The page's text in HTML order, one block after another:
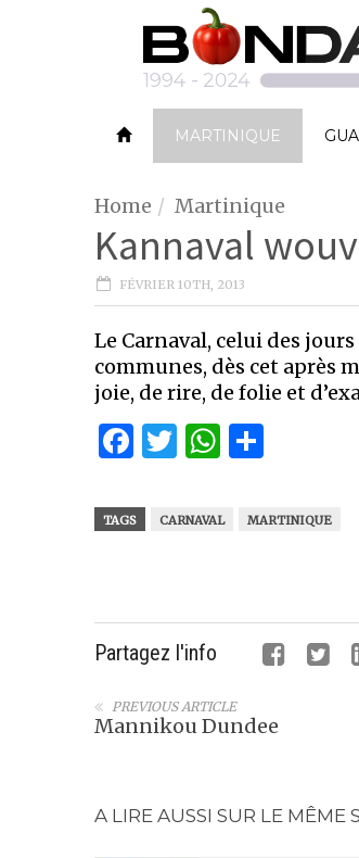
MARTINIQUE
Home Martinique
Kannaval
FÉVRIER 10TH, 2013
Le Carnaval, celui des
communes, dès cet après
joie, de rire, de folie et
Facebook
Twitter
TAGS CARNAVAL MARTINIQUE
Partagez l'info
PREVIOUS ARTICLE
Mannikou Dundee
A LIRE AUSSI SUR LE MÊME